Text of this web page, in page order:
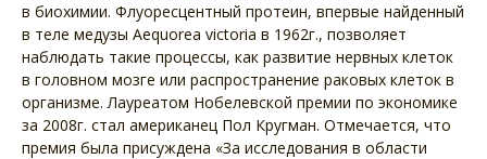
в биохимии. Флуоресцентный протеин, впервые найденный
в теле медузы Aequorea victoria в 1962г., позволяет
наблюдать такие процессы, как развитие нервных клеток
в головном мозге или распространение раковых клеток в
организме. Лауреатом Нобелевской премии по экономике
за 2008г. стал американец Пол Кругман. Отмечается, что
премия была присуждена «За исследования в области